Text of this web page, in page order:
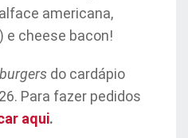
americana,
e cheese bacon!
burgers do cardápio
Para fazer pedidos
aqui.